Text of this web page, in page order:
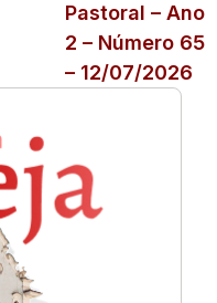
Pastoral – Ano
2 – Número 65
– 12/07/2026